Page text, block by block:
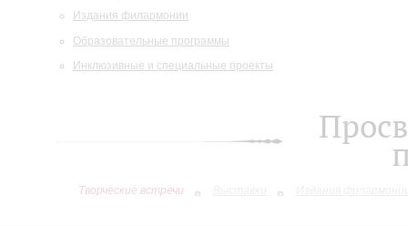
Издания филармонии
Образовательные программы
Инклюзивные и специальные проекты
Творческие встречи